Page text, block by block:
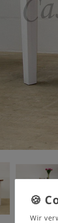
Wir